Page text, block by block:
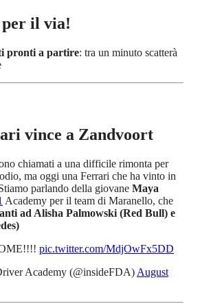
il via!
pronti a partire: tra un minuto scatterà
vince a Zandvoort
chiamati a una difficile rimonta per
ma oggi una Ferrari che ha vinto in
parlando della giovane Maya
Academy per il team di Maranello, che
ad Alisha Palmowski (Red Bull) e
pic.twitter.com/MdjOwFx5DD
Academy (@insideFDA) August